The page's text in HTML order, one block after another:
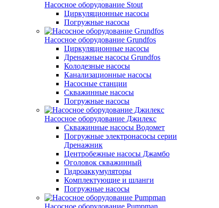
Насосное оборудование Stout
Циркуляционные насосы
Погружные насосы
Насосное оборудование Grundfos
Циркуляционные насосы
Дренажные насосы Grundfos
Колодезные насосы
Канализационные насосы
Насосные станции
Скважинные насосы
Погружные насосы
Насосное оборудование Джилекс
Скважинные насосы Водомет
Погружные электронасосы серии
Дренажник
Центробежные насосы Джамбо
Оголовок скважинный
Гидроаккумуляторы
Комплектующие и шланги
Погружные насосы
Насосное оборудование Pumpman